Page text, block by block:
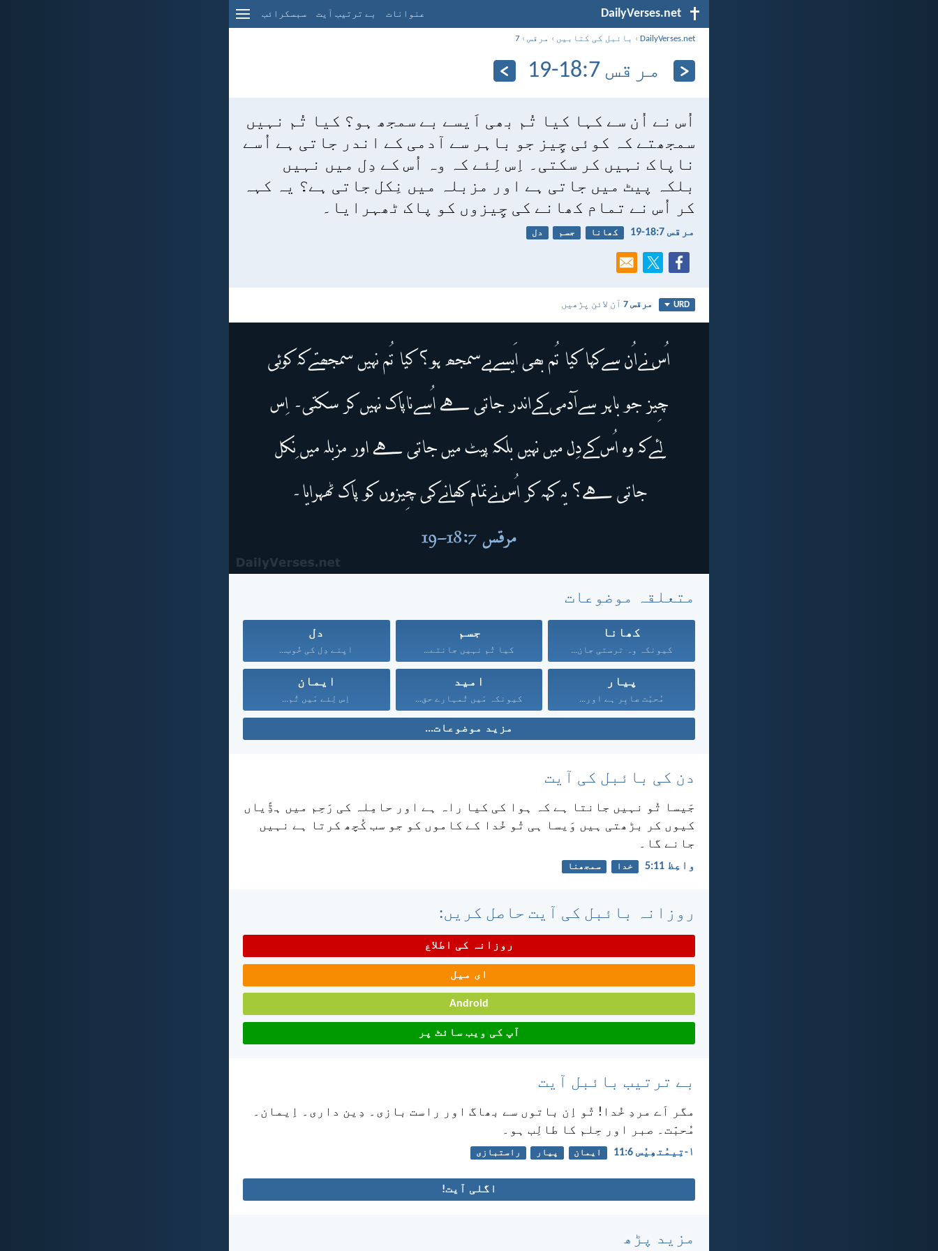
DailyVerses.net عنوانات بے ترتیب آیت سبسکرائب
DailyVerses.net
› بائبل کی کتابیں › مرقس ›
7
مرقس 7:‏18-‏19
اُس نے اُن سے کہا کیا تُم بھی اَیسے بے سمجھ ہو؟ کیا تُم نہیں
سمجھتے کہ کوئی چِیز جو باہر سے آدمی کے اندر جاتی ہے اُسے
ناپاک نہیں کر سکتی۔ اِس لِئے کہ وہ اُس کے دِل میں نہیں
بلکہ پیٹ میں جاتی ہے اور مزبلہ میں نِکل جاتی ہے؟ یہ کہہ
کر اُس نے تمام کھانے کی چِیزوں کو پاک ٹھہرایا۔
مرقس 7:‏18-‏19 کھانا جسم دل
URD مرقس 7 آن لائن پڑھیں
متعلقہ موضوعات
کھانا
کیونکہ وہ ترستی جان...
جسم
کیا تُم نہیں جانتے...
دل
اپنے دِل کی خُوب...
پیار
مُحبّت صابِر ہے اور...
امید
کیونکہ مَیں تُمہارے حق...
ایمان
اِس لِئے مَیں تُم...
مزید موضوعات...
دن کی بائبل کی آیت
جَیسا تُو نہیں جانتا ہے کہ ہوا کی کیا راہ ہے اور حامِلہ کی رَحِم میں ہڈِّیاں
کیوں کر بڑھتی ہیں وَیسا ہی تُو خُدا کے کاموں کو جو سب کُچھ کرتا ہے نہیں
جانے گا۔
واعِظ 11:‏5 خدا سمجھنا
روزانہ بائبل کی آیت حاصل کریں:
روزانہ کی اطلاع
ای میل
Android
آپ کی ویب سائٹ پر
بے ترتیب بائبل آیت
مگر اَے مردِ خُدا! تُو اِن باتوں سے بھاگ اور راست بازی۔ دِین داری۔ اِیمان۔
مُحبّت۔ صبر اور حِلم کا طالِب ہو۔
۱-تِیمُتھِیُس 6:‏11 ایمان پیار راستبازی
اگلی آیت!
مزید پڑھ